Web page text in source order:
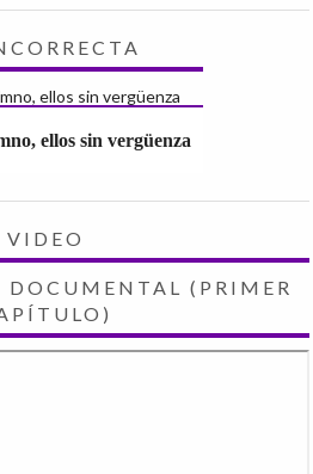
ellos sin vergüenza
VIDEO
DOCUMENTAL (PRIMER